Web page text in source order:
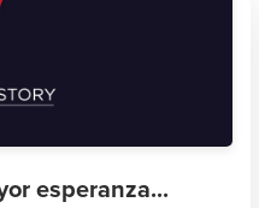
esperanza...